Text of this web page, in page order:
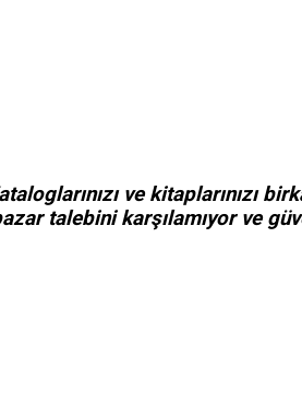
ve kitaplarınızı
talebini karşılamıyor ve